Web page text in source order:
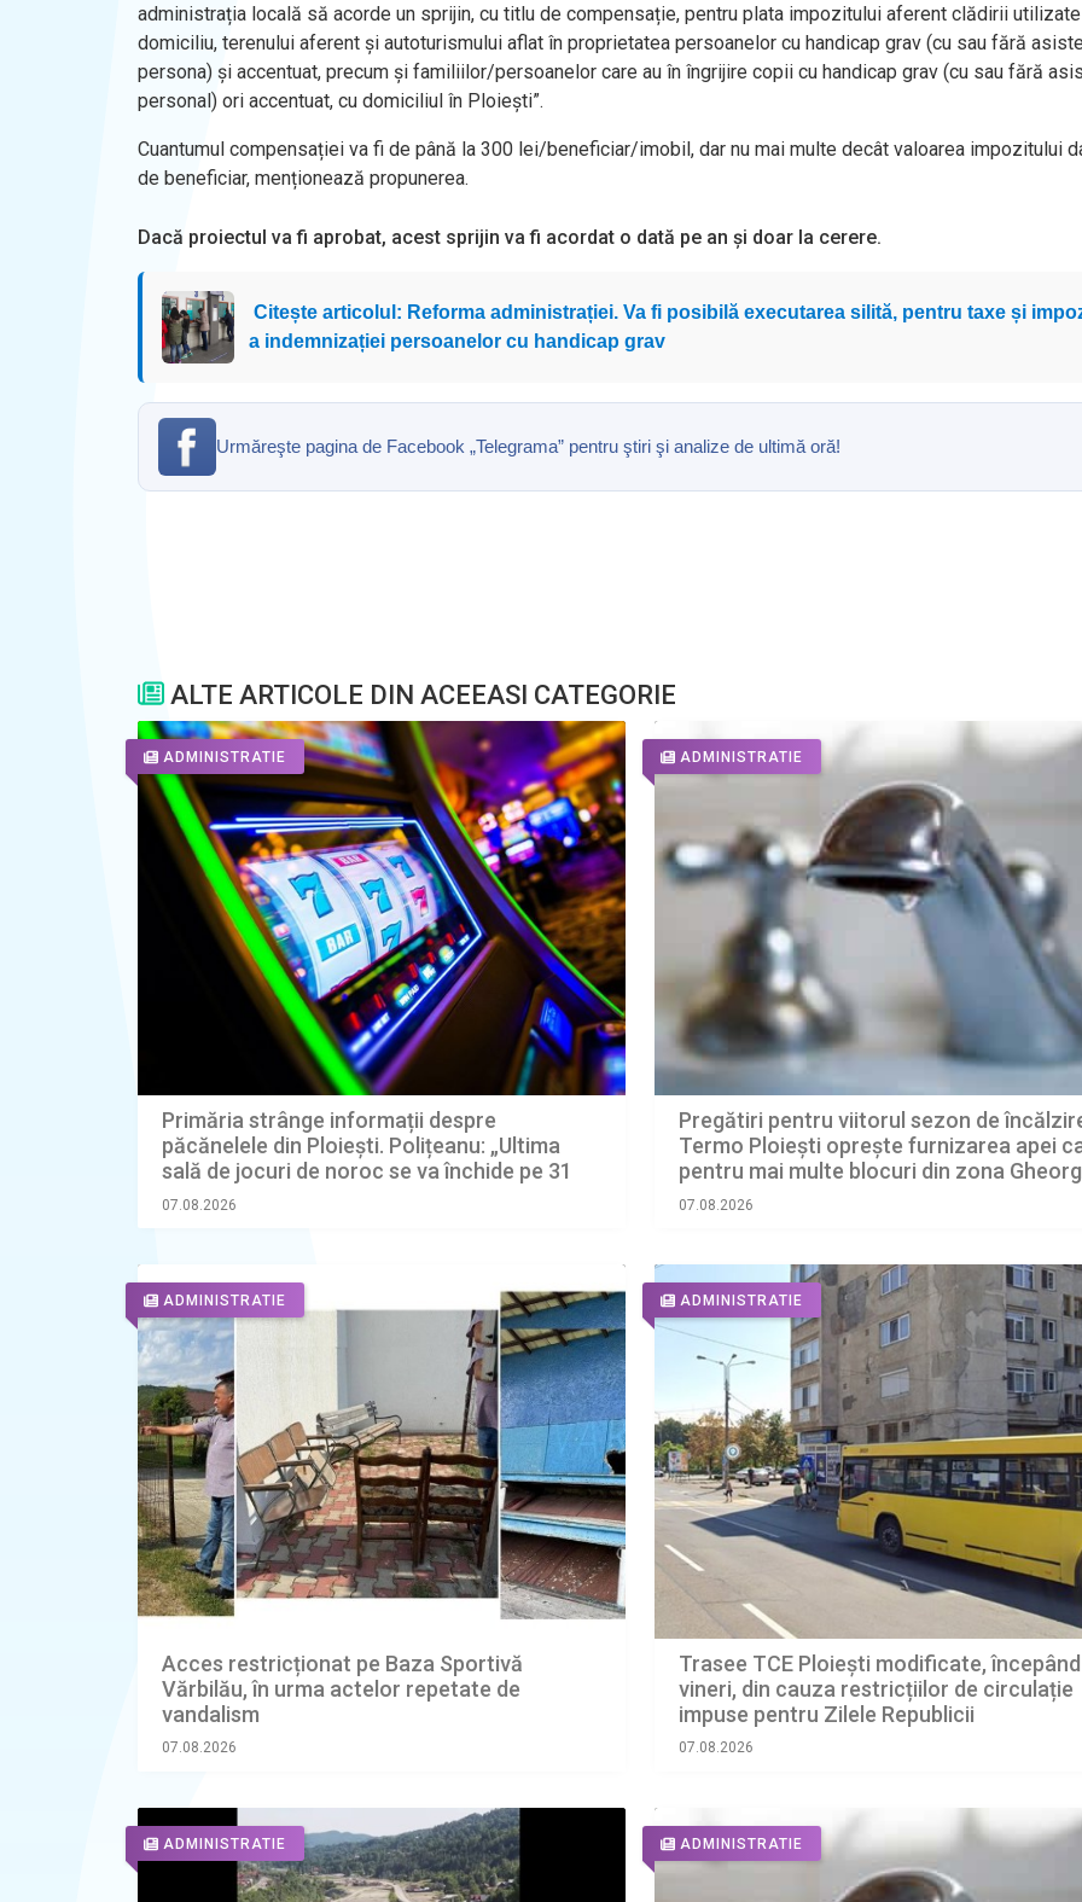
administrația locală să acorde un sprijin, cu titlu de compensație, pentru plata impozitului aferent clădirii
domiciliu, terenului aferent și autoturismului aflat în proprietatea persoanelor cu handicap grav (cu sau fără
persona) și accentuat, precum și familiilor/persoanelor care au în îngrijire copii cu handicap grav (cu sau fără
personal) ori accentuat, cu domiciliul în Ploiești”.
Cuantumul compensației va fi de până la 300 lei/beneficiar/imobil, dar nu mai multe decât valoarea impozitului
de beneficiar, menționează propunerea.
Dacă proiectul va fi aprobat, acest sprijin va fi acordat o dată pe an și doar la cerere.
Citește articolul: Reforma administrației. Va fi posibilă executarea silită, pentru taxe și
a indemnizației persoanelor cu handicap grav
Urmăreşte pagina de Facebook „Telegrama” pentru ştiri şi analize de ultimă oră!
ALTE ARTICOLE DIN ACEEASI CATEGORIE
ADMINISTRATIE
Primăria strânge informații despre
păcănelele din Ploiești. Polițeanu: „Ultima
sală de jocuri de noroc se va închide pe 31
ianuarie 2027”
07.08.2026
ADMINISTRATIE
Pregătiri pentru viitorul sezon de
Termo Ploiești oprește furnizarea apei
pentru mai multe blocuri din zona
Doja
07.08.2026
ADMINISTRATIE
Acces restricționat pe Baza Sportivă
Vărbilău, în urma actelor repetate de
vandalism
07.08.2026
ADMINISTRATIE
Trasee TCE Ploiești modificate,
vineri, din cauza restricțiilor de circulație
impuse pentru Zilele Republicii
07.08.2026
ADMINISTRATIE ADMINISTRATIE